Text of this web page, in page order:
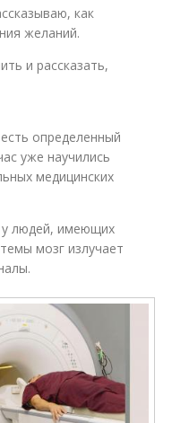
как
желаний.
и рассказать,
определенный
уже научились
медицинских
у людей, имеющих
мозг излучает